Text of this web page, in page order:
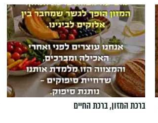
ברכת המזון, ברכת החיים